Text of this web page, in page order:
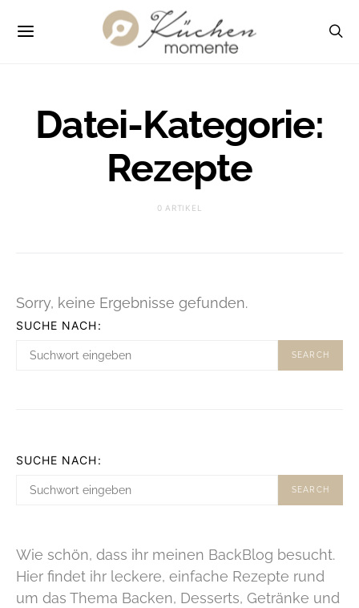
Datei-Kategorie:
Rezepte
0 ARTIKEL
Sorry, keine Ergebnisse gefunden.
SUCHE NACH:
SEARCH
SUCHE NACH:
SEARCH
Wie schön, dass ihr meinen BackBlog besucht.
Hier findet ihr leckere, einfache Rezepte rund
um das Thema Backen, Desserts, Getränke und